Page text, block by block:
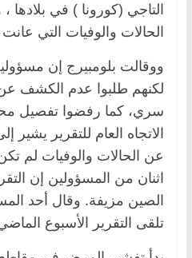
التاجي (كورونا ) في بلادها
الحالات والوفيات التي
ووقالت بلومبيرج إن
لكنهم طلبوا عدم الكشف عن
سري، كما رفضوا تفصيل
الاتجاه العام للتقرير يشير
عن الحالات والوفيات لم
اثنان من المسؤولين إن
الصين مزيفة. وقال أحد
تلقى التقرير الأسبوع